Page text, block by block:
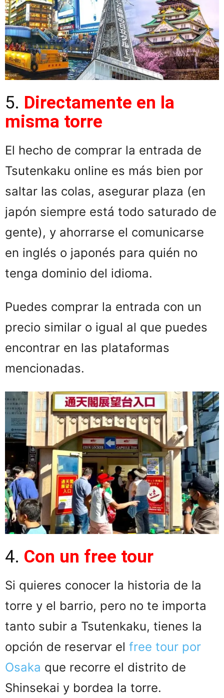
5. Directamente en la
misma torre
El hecho de comprar la entrada de
Tsutenkaku online es más bien por
saltar las colas, asegurar plaza (en
japón siempre está todo saturado de
gente), y ahorrarse el comunicarse
en inglés o japonés para quién no
tenga dominio del idioma.
Puedes comprar la entrada con un
precio similar o igual al que puedes
encontrar en las plataformas
mencionadas.
4. Con un free tour
Si quieres conocer la historia de la
torre y el barrio, pero no te importa
tanto subir a Tsutenkaku, tienes la
opción de reservar el free tour por
Osaka que recorre el distrito de
Shinsekai y bordea la torre.